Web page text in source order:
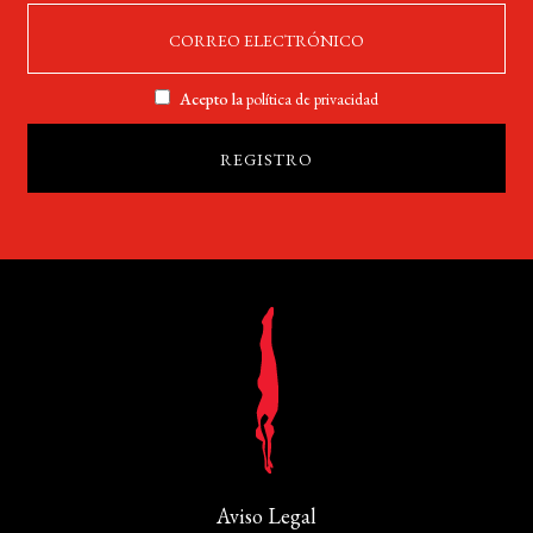
Acepto lapolítica de privacidad
Aviso Legal